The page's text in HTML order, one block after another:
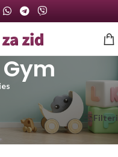
Prikazan jedan rezultat
Filteri